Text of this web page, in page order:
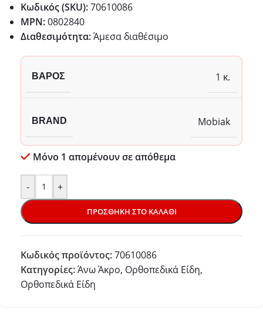
Κωδικός (SKU):70610086
MPN:0802840
Διαθεσιμότητα:Άμεσα διαθέσιμο
ΒΆΡΟΣ 1 κ.
BRAND Mobiak
Μόνο 1 απομένουν σε απόθεμα
- +
ΠΡΟΣΘΉΚΗ ΣΤΟ ΚΑΛΆΘΙ
Κωδικός προϊόντος:70610086
Κατηγορίες:Άνω Άκρο, Ορθοπεδικά Είδη,
Ορθοπεδικά Είδη